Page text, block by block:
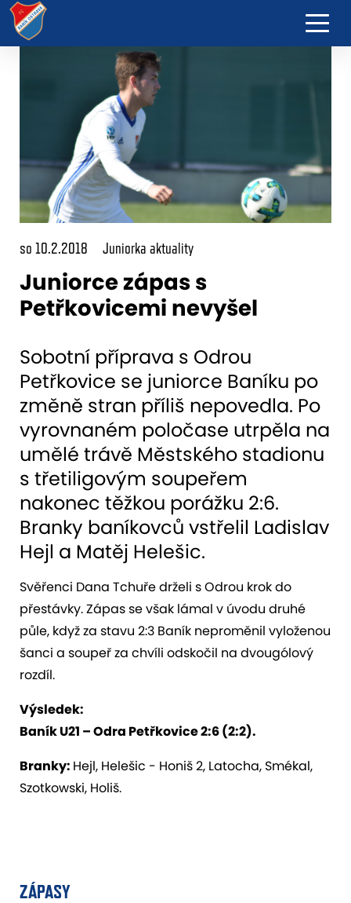
so 10.2.2018 Juniorka aktuality
Juniorce zápas s
Petřkovicemi nevyšel
Sobotní příprava s Odrou
Petřkovice se juniorce Baníku po
změně stran příliš nepovedla. Po
vyrovnaném poločase utrpěla na
umělé trávě Městského stadionu
s třetiligovým soupeřem
nakonec těžkou porážku 2:6.
Branky baníkovců vstřelil Ladislav
Hejl a Matěj Helešic.
Svěřenci Dana Tchuře drželi s Odrou krok do
přestávky. Zápas se však lámal v úvodu druhé
půle, když za stavu 2:3 Baník neproměnil vyloženou
šanci a soupeř za chvíli odskočil na dvougólový
rozdíl.
Výsledek:
Baník U21 – Odra Petřkovice 2:6 (2:2).
Branky: Hejl, Helešic - Honiš 2, Latocha, Smékal,
Szotkowski, Holiš.
ZÁPASY